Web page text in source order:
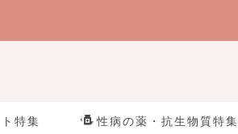
特集 性病の薬・抗生物質特集